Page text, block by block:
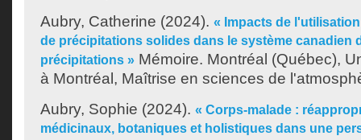
Aubry, Catherine (2024). « Impacts de
de précipitations solides dans le système canadien
précipitations » Mémoire. Montréal (Québec),
à Montréal, Maîtrise en sciences de
Aubry, Sophie (2024). « Corps-malade :
médicinaux, botaniques et holistiques dans une